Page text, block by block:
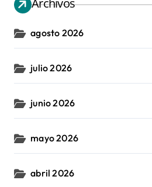
Archivos
agosto 2026
julio 2026
junio 2026
mayo 2026
abril 2026